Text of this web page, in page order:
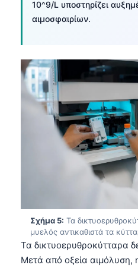
10^9/L υποστηρίζει
αιμοσφαιρίων.
Σχήμα 5: Τα
μυελός αντικαθιστά τα
Τα δικτυοερυθροκύτταρα
Μετά από οξεία αιμόλυση,